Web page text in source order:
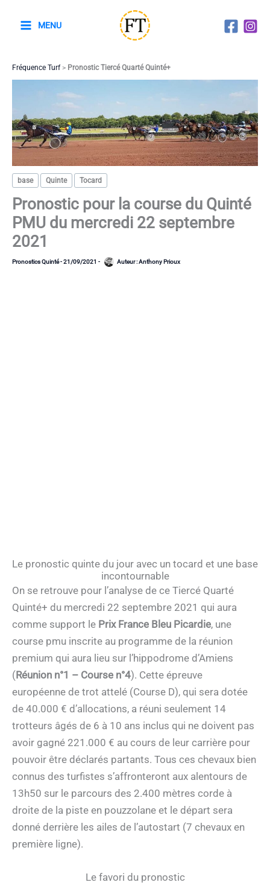
MENU
Fréquence Turf> Pronostic Tiercé Quarté Quinté+
base Quinte Tocard
Pronostic pour la course du Quinté
PMU du mercredi 22 septembre
2021
Pronostics Quinté-21/09/2021 - Auteur :Anthony Prioux
Le pronostic quinte du jour avec un tocard et une base
incontournable
On se retrouve pour l’analyse de ce Tiercé Quarté
Quinté+ du mercredi 22 septembre 2021 qui aura
comme support le Prix France Bleu Picardie, une
course pmu inscrite au programme de la réunion
premium qui aura lieu sur l’hippodrome d’Amiens
(Réunion n°1 – Course n°4). Cette épreuve
européenne de trot attelé (Course D), qui sera dotée
de 40.000 € d’allocations, a réuni seulement 14
trotteurs âgés de 6 à 10 ans inclus qui ne doivent pas
avoir gagné 221.000 € au cours de leur carrière pour
pouvoir être déclarés partants. Tous ces chevaux bien
connus des turfistes s’affronteront aux alentours de
13h50 sur le parcours des 2.400 mètres corde à
droite de la piste en pouzzolane et le départ sera
donné derrière les ailes de l’autostart (7 chevaux en
première ligne).
Le favori du pronostic